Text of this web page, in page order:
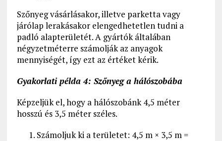
Szőnyeg vásárlásakor, illetve parketta vagy
járólap lerakásakor elengedhetetlen tudni a
padló alapterületét. A gyártók általában
négyzetméterre számolják az anyagok
mennyiségét, így ezt az értéket kérik.
Gyakorlati példa 4: Szőnyeg a hálószobába
Képzeljük el, hogy a hálószobánk 4,5 méter
hosszú és 3,5 méter széles.
Számoljuk ki a területet: 4,5 m × 3,5 m =